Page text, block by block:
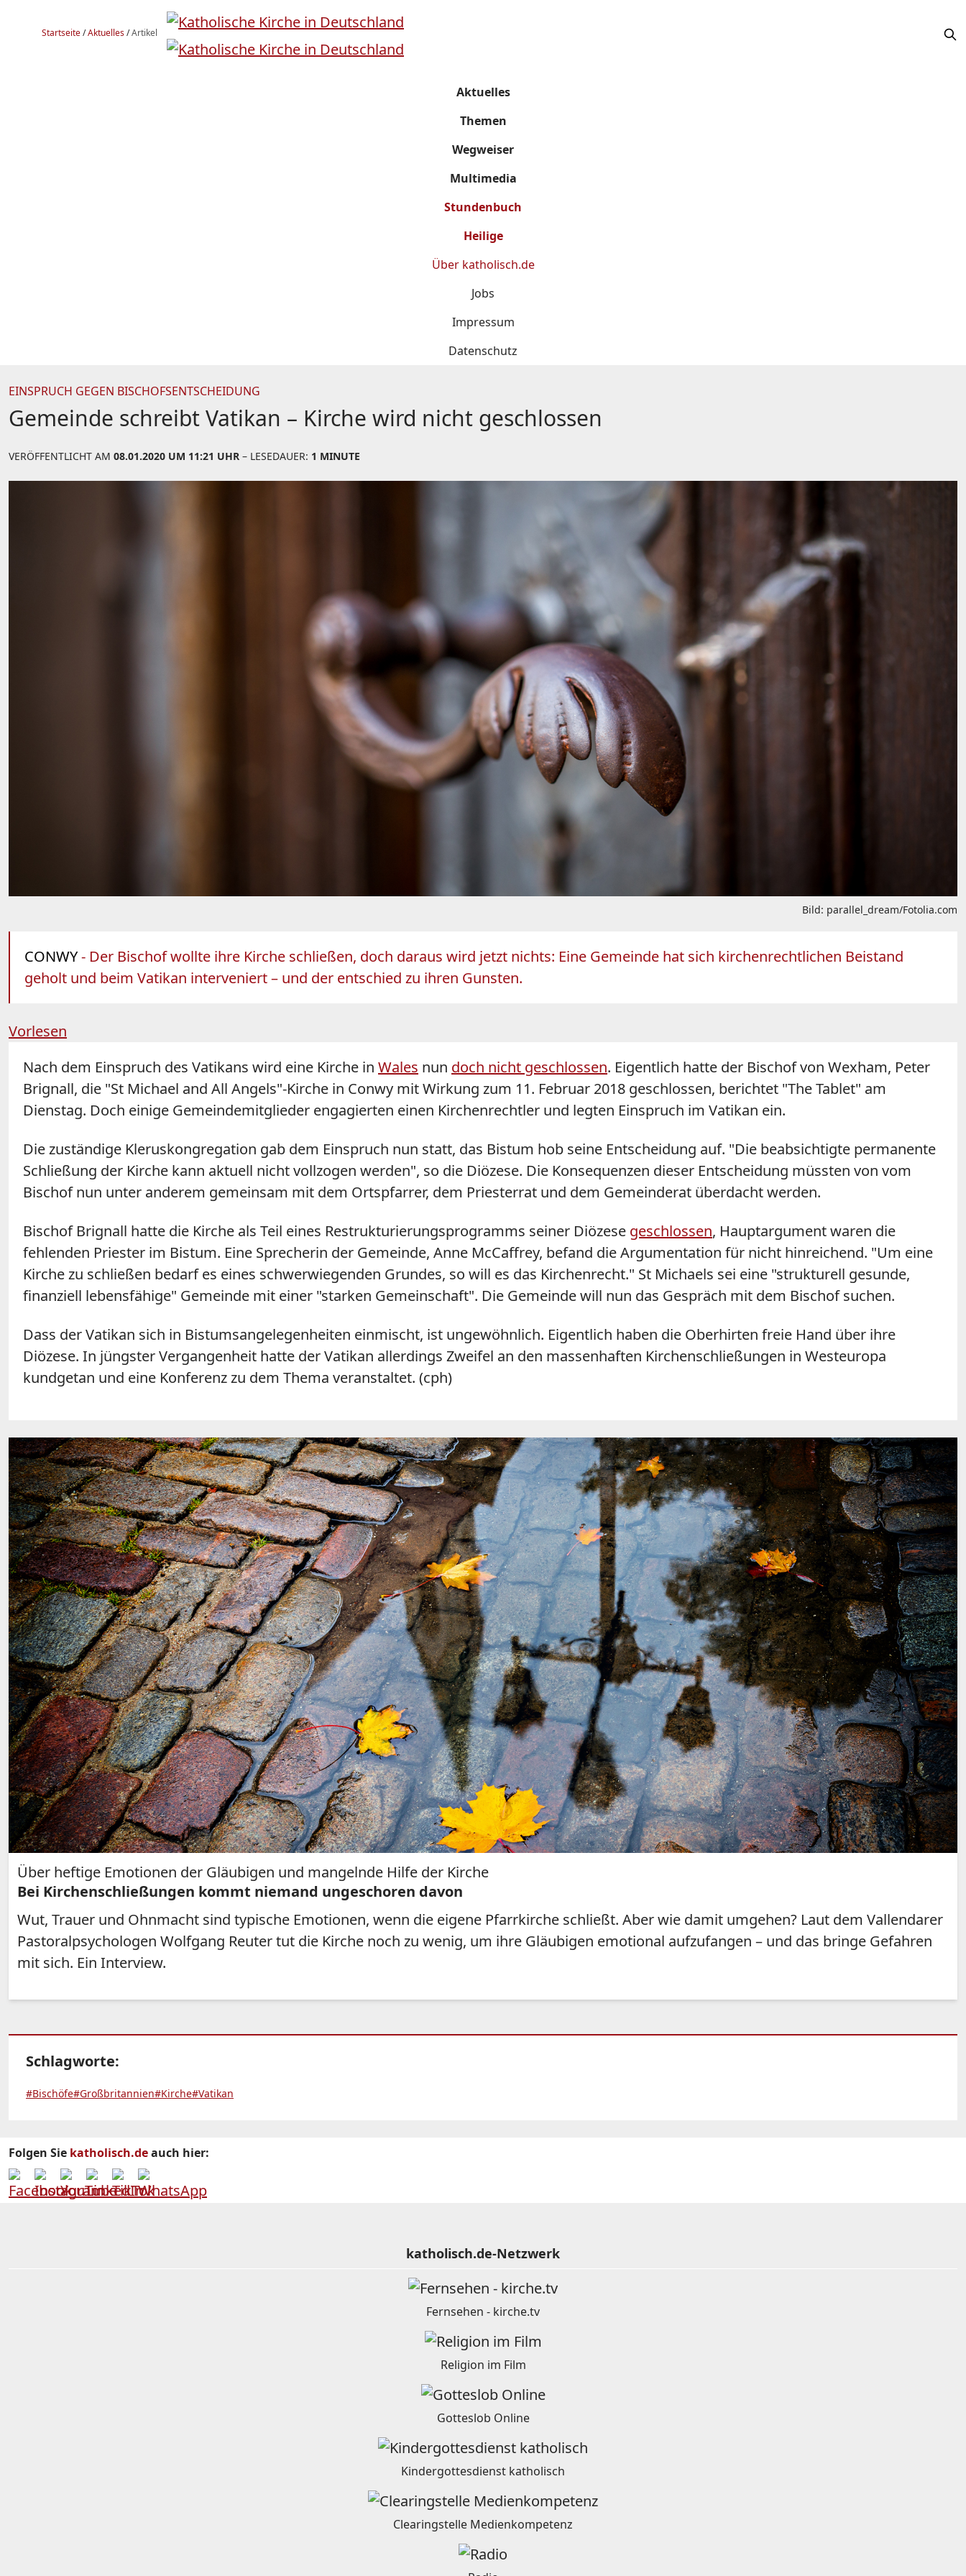
Startseite/Aktuelles/Artikel
Aktuelles
Themen
Wegweiser
Multimedia
Stundenbuch
Heilige
Über katholisch.de
Jobs
Impressum
Datenschutz
EINSPRUCH GEGEN BISCHOFSENTSCHEIDUNG
Gemeinde schreibt Vatikan – Kirche wird nicht geschlossen
VERÖFFENTLICHT AM 08.01.2020 UM 11:21 UHR – LESEDAUER: 1 MINUTE
Bild: parallel_dream/Fotolia.com
CONWY- Der Bischof wollte ihre Kirche schließen, doch daraus wird jetzt nichts: Eine Gemeinde hat sich kirchenrechtlichen Beistand
geholt und beim Vatikan interveniert – und der entschied zu ihren Gunsten.
Vorlesen
Nach dem Einspruch des Vatikans wird eine Kirche in Wales nun doch nicht geschlossen. Eigentlich hatte der Bischof von Wexham, Peter
Brignall, die "St Michael and All Angels"-Kirche in Conwy mit Wirkung zum 11. Februar 2018 geschlossen, berichtet "The Tablet" am
Dienstag. Doch einige Gemeindemitglieder engagierten einen Kirchenrechtler und legten Einspruch im Vatikan ein.
Die zuständige Kleruskongregation gab dem Einspruch nun statt, das Bistum hob seine Entscheidung auf. "Die beabsichtigte permanente
Schließung der Kirche kann aktuell nicht vollzogen werden", so die Diözese. Die Konsequenzen dieser Entscheidung müssten von vom
Bischof nun unter anderem gemeinsam mit dem Ortspfarrer, dem Priesterrat und dem Gemeinderat überdacht werden.
Bischof Brignall hatte die Kirche als Teil eines Restrukturierungsprogramms seiner Diözese geschlossen, Hauptargument waren die
fehlenden Priester im Bistum. Eine Sprecherin der Gemeinde, Anne McCaffrey, befand die Argumentation für nicht hinreichend. "Um eine
Kirche zu schließen bedarf es eines schwerwiegenden Grundes, so will es das Kirchenrecht." St Michaels sei eine "strukturell gesunde,
finanziell lebensfähige" Gemeinde mit einer "starken Gemeinschaft". Die Gemeinde will nun das Gespräch mit dem Bischof suchen.
Dass der Vatikan sich in Bistumsangelegenheiten einmischt, ist ungewöhnlich. Eigentlich haben die Oberhirten freie Hand über ihre
Diözese. In jüngster Vergangenheit hatte der Vatikan allerdings Zweifel an den massenhaften Kirchenschließungen in Westeuropa
kundgetan und eine Konferenz zu dem Thema veranstaltet. (cph)
Über heftige Emotionen der Gläubigen und mangelnde Hilfe der Kirche
Bei Kirchenschließungen kommt niemand ungeschoren davon
Wut, Trauer und Ohnmacht sind typische Emotionen, wenn die eigene Pfarrkirche schließt. Aber wie damit umgehen? Laut dem Vallendarer
Pastoralpsychologen Wolfgang Reuter tut die Kirche noch zu wenig, um ihre Gläubigen emotional aufzufangen – und das bringe Gefahren
mit sich. Ein Interview.
Schlagworte:
#Bischöfe#Großbritannien#Kirche#Vatikan
Folgen Sie katholisch.deauch hier:
katholisch.de-Netzwerk
Fernsehen - kirche.tv
Religion im Film
Gotteslob Online
Kindergottesdienst katholisch
Clearingstelle Medienkompetenz